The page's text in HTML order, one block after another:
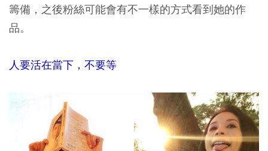
籌備，之後粉絲可能會有不一樣的方式看到她的作
品。
人要活在當下，不要等